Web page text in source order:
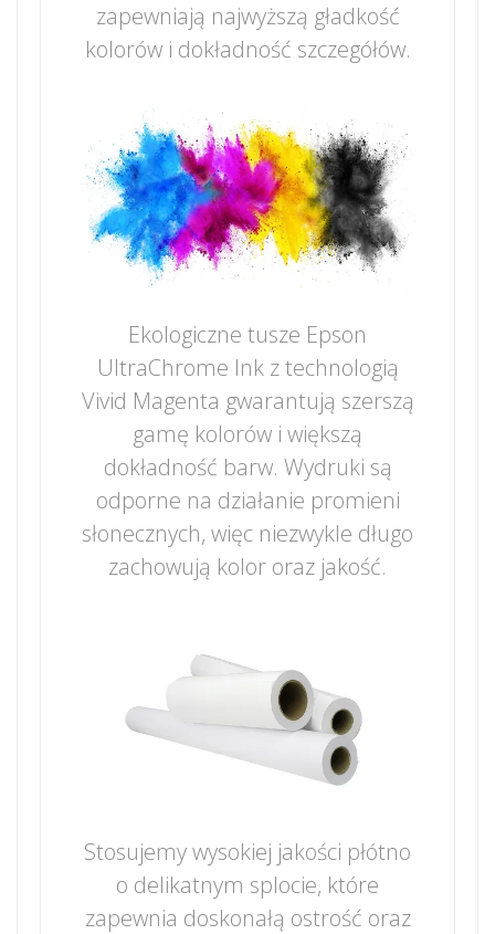
zapewniają najwyższą gładkość
kolorów i dokładność szczegółów.
Ekologiczne tusze Epson
UltraChrome Ink z technologią
Vivid Magenta gwarantują szerszą
gamę kolorów i większą
dokładność barw. Wydruki są
odporne na działanie promieni
słonecznych, więc niezwykle długo
zachowują kolor oraz jakość.
Stosujemy wysokiej jakości płótno
o delikatnym splocie, które
zapewnia doskonałą ostrość oraz